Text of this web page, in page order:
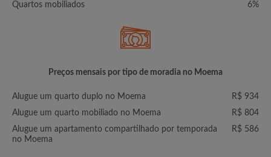
Quartos mobiliados 6%
Preços mensais por tipo de moradia no Moema
Alugue um quarto duplo no Moema
R$ 934
Alugue um quarto mobiliado no Moema
R$ 804
Alugue um apartamento compartilhado por temporada
no Moema
R$ 586